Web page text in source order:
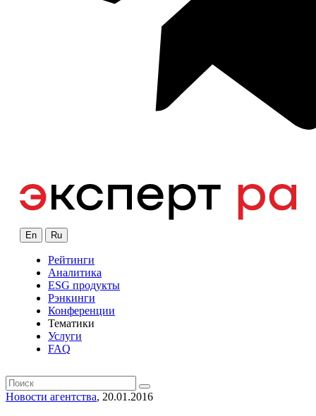
En Ru
Рейтинги
Аналитика
ESG продукты
Рэнкинги
Конференции
Тематики
Услуги
FAQ
Новости агентства, 20.01.2016